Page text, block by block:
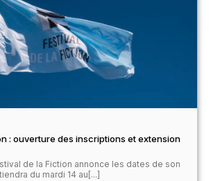
: ouverture des inscriptions et extension
de la Fiction annonce les dates de son
du mardi 14 au[...]